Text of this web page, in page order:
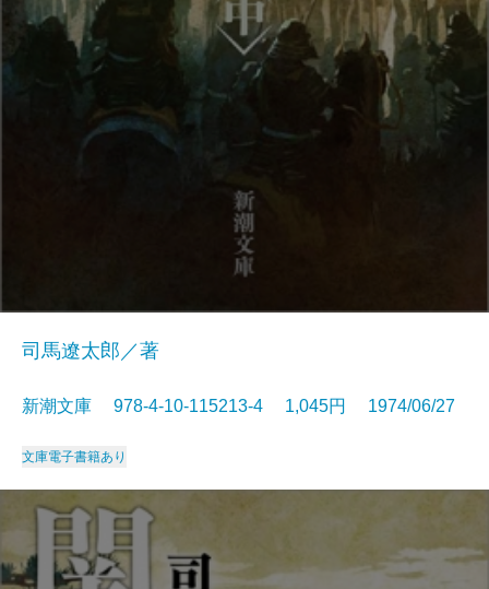
司馬遼太郎／著
新潮文庫 978-4-10-115213-4 1,045円 1974/06/27
文庫電子書籍あり